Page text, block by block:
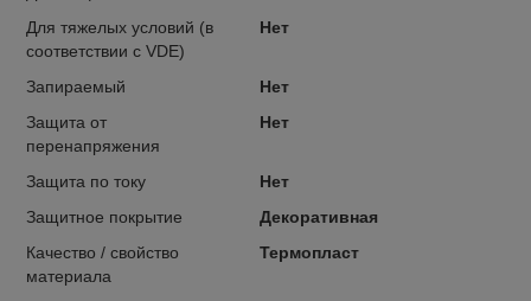
Для тяжелых условий (в
соответствии с VDE)
Нет
Запираемый
Нет
Защита от
перенапряжения
Нет
Защита по току
Нет
Защитное покрытие
Декоративная
Качество / свойство
материала
Термопласт